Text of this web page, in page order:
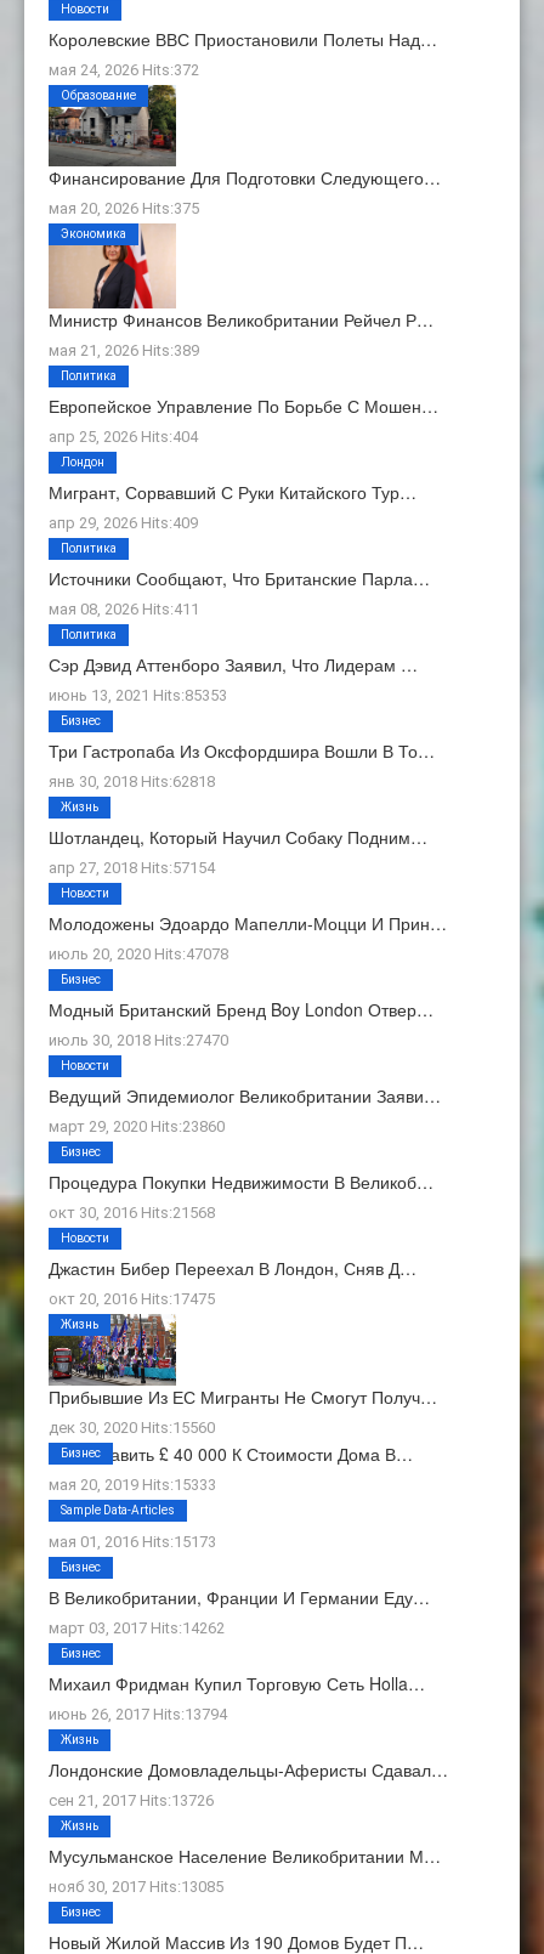
Королевские ВВС Приостановили Полеты Над…
мая 24, 2026 Hits:372
Новости
Финансирование Для Подготовки Следующего…
мая 20, 2026 Hits:375
Образование
Министр Финансов Великобритании Рейчел Р…
мая 21, 2026 Hits:389
Экономика
Европейское Управление По Борьбе С Мошен…
апр 25, 2026 Hits:404
Политика
Мигрант, Сорвавший С Руки Китайского Тур…
апр 29, 2026 Hits:409
Лондон
Источники Сообщают, Что Британские Парла…
мая 08, 2026 Hits:411
Политика
Сэр Дэвид Аттенборо Заявил, Что Лидерам …
июнь 13, 2021 Hits:85353
Политика
Три Гастропаба Из Оксфордшира Вошли В То…
янв 30, 2018 Hits:62818
Бизнес
Шотландец, Который Научил Собаку Подним…
апр 27, 2018 Hits:57154
Жизнь
Молодожены Эдоардо Мапелли-Моцци И Прин…
июль 20, 2020 Hits:47078
Новости
Модный Британский Бренд Boy London Отвер…
июль 30, 2018 Hits:27470
Бизнес
Ведущий Эпидемиолог Великобритании Заяви…
март 29, 2020 Hits:23860
Новости
Процедура Покупки Недвижимости В Великоб…
окт 30, 2016 Hits:21568
Бизнес
Джастин Бибер Переехал В Лондон, Сняв Д…
окт 20, 2016 Hits:17475
Новости
Прибывшие Из ЕС Мигранты Не Смогут Получ…
дек 30, 2020 Hits:15560
Жизнь
Как Добавить £ 40 000 К Стоимости Дома В…
мая 20, 2019 Hits:15333
Бизнес
О Нас
мая 01, 2016 Hits:15173
Sample Data-Articles
В Великобритании, Франции И Германии Еду…
март 03, 2017 Hits:14262
Бизнес
Михаил Фридман Купил Торговую Сеть Holla…
июнь 26, 2017 Hits:13794
Бизнес
Лондонские Домовладельцы-Аферисты Сдавал…
сен 21, 2017 Hits:13726
Жизнь
Мусульманское Население Великобритании М…
нояб 30, 2017 Hits:13085
Жизнь
Новый Жилой Массив Из 190 Домов Будет П…
Бизнес